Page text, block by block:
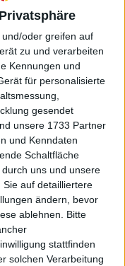
oder greifen auf
zu und verarbeiten
Kennungen und
für personalisierte
gesendet
unsere 1733 Partner
und Kenndaten
Schaltfläche
uns und unsere
Sie auf detailliertere
ändern, bevor
ablehnen.
Bitte
stattfinden
solchen Verarbeitung
zu
zwei frühe Breaks
Aufschlagspielen
sogar bei drei
ehe sie erstmals
die nächsten
und auf 3:4
Momente, in
Eine
beiden
komplett und
Folge aus.
in gut einer
den 6:3, 6:0-